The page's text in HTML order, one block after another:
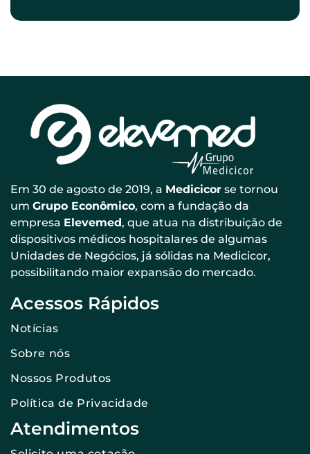
Em 30 de agosto de 2019, a Medicicor se tornou
um Grupo Econômico, com a fundação da
empresa Elevemed, que atua na distribuição de
dispositivos médicos hospitalares de algumas
Unidades de Negócios, já sólidas na Medicicor,
possibilitando maior expansão do mercado.
Acessos Rápidos
Notícias
Sobre nós
Nossos Produtos
Política de Privacidade
Atendimentos